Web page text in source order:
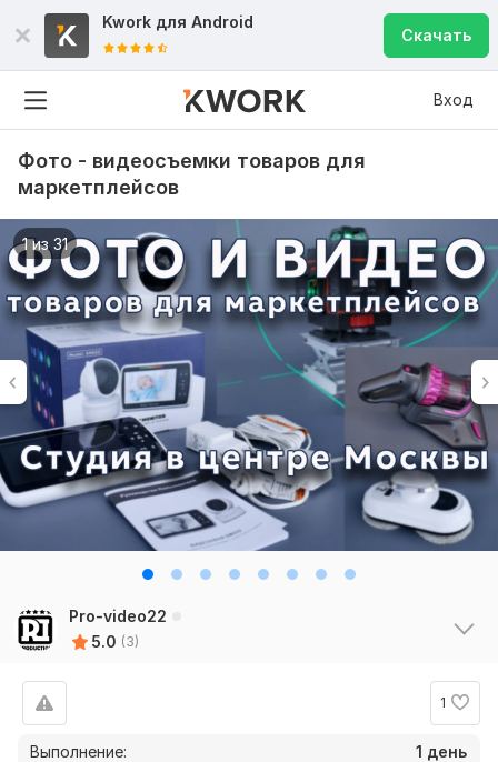
Kwork для Android
Скачать
Вход
Фото - видеосъемки товаров для
маркетплейсов
1 из 31
Pro-video22
5.0 (3)
1
Выполнение:
1 день